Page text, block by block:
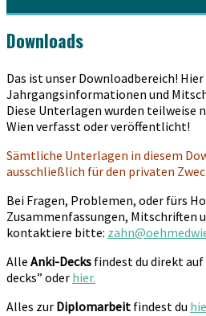
Downloads
Das ist unser Downloadbereich!
Jahrgangsinformationen und
Diese Unterlagen wurden teilweise
Wien verfasst oder veröffentlicht!
Sämtliche Unterlagen in diesem
ausschließlich für den privaten
Bei Fragen, Problemen, oder fürs
Zusammenfassungen, Mitschriften
kontaktiere bitte:
Alle Anki-Decks findest du direkt
decks” oder hier.
Alles zur Diplomarbeit findest du